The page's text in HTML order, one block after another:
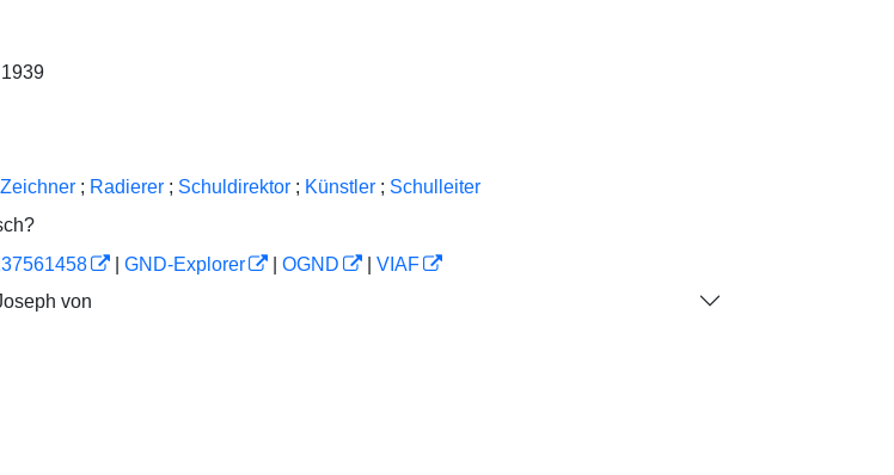
Zeichner ; Radierer ; Schuldirektor ; Künstler ; Schulleiter
GND-Explorer OGND
VIAF
von